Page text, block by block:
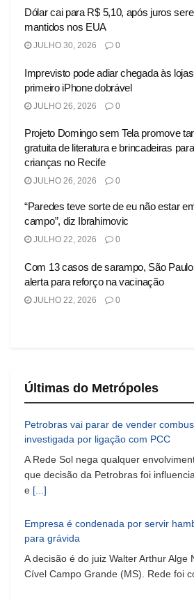
Dólar cai para R$ 5,10, após juros
mantidos nos EUA
JULHO 30, 2026 0
Imprevisto pode adiar chegada às
primeiro iPhone dobrável
JULHO 26, 2026 0
Projeto Domingo sem Tela promove
gratuita de literatura e brincadeiras para
crianças no Recife
JULHO 26, 2026 0
“Paredes teve sorte de eu não estar
campo”, diz Ibrahimovic
JULHO 22, 2026 0
Com 13 casos de sarampo, São Paulo
alerta para reforço na vacinação
JULHO 22, 2026 0
Últimas do Metrópoles
Petrobras vai parar de vender
investigada por ligação com PCC
A Rede Sol nega qualquer
que decisão da Petrobras foi
e [...]
Empresa é condenada por servir
para grávida
A decisão é do juiz Walter Arthur Alge
Cível Campo Grande (MS). Rede foi